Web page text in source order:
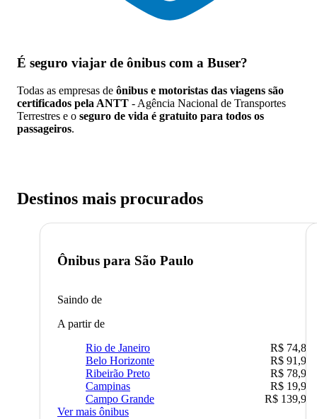
É seguro viajar de ônibus com a Buser?
Todas as empresas de ônibus e motoristas das viagens são
certificados pela ANTT - Agência Nacional de Transportes
Terrestres e o seguro de vida é gratuito para todos os
passageiros.
Destinos mais procurados
Ônibus para São Paulo
Saindo de
A partir de
Rio de Janeiro
R$ 74,80
Belo Horizonte
R$ 91,90
Ribeirão Preto
R$ 78,90
Campinas
R$ 19,90
Campo Grande
R$ 139,90
Ver mais ônibus